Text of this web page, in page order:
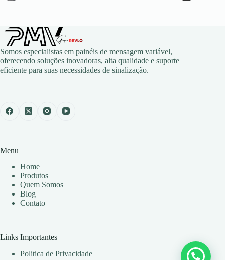
Somos especialistas em painéis de mensagem variável,
oferecendo soluções inovadoras, alta qualidade e suporte
eficiente para suas necessidades de sinalização.
Menu
Home
Produtos
Quem Somos
Blog
Contato
Links Importantes
Politica de Privacidade